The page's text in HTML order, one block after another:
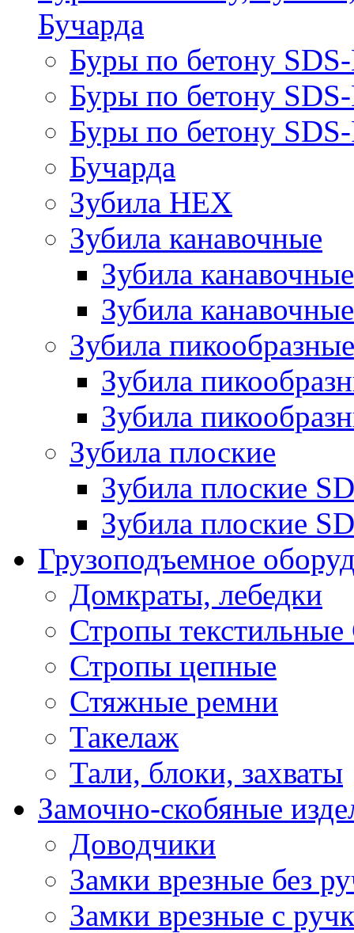
Бучарда
Буры по бетону
Буры по бетону
Буры по бетону
Бучарда
Зубила HEX
Зубила канавочные
Зубила
Зубила
Зубила пикообразные
Зубила
Зубила
Зубила плоские
Зубила плоские
Зубила плоские
Грузоподъемное
Домкраты, лебедки
Стропы
Стропы цепные
Стяжные ремни
Такелаж
Тали, блоки, захваты
Замочно-скобяные
Доводчики
Замки врезные без
Замки врезные с